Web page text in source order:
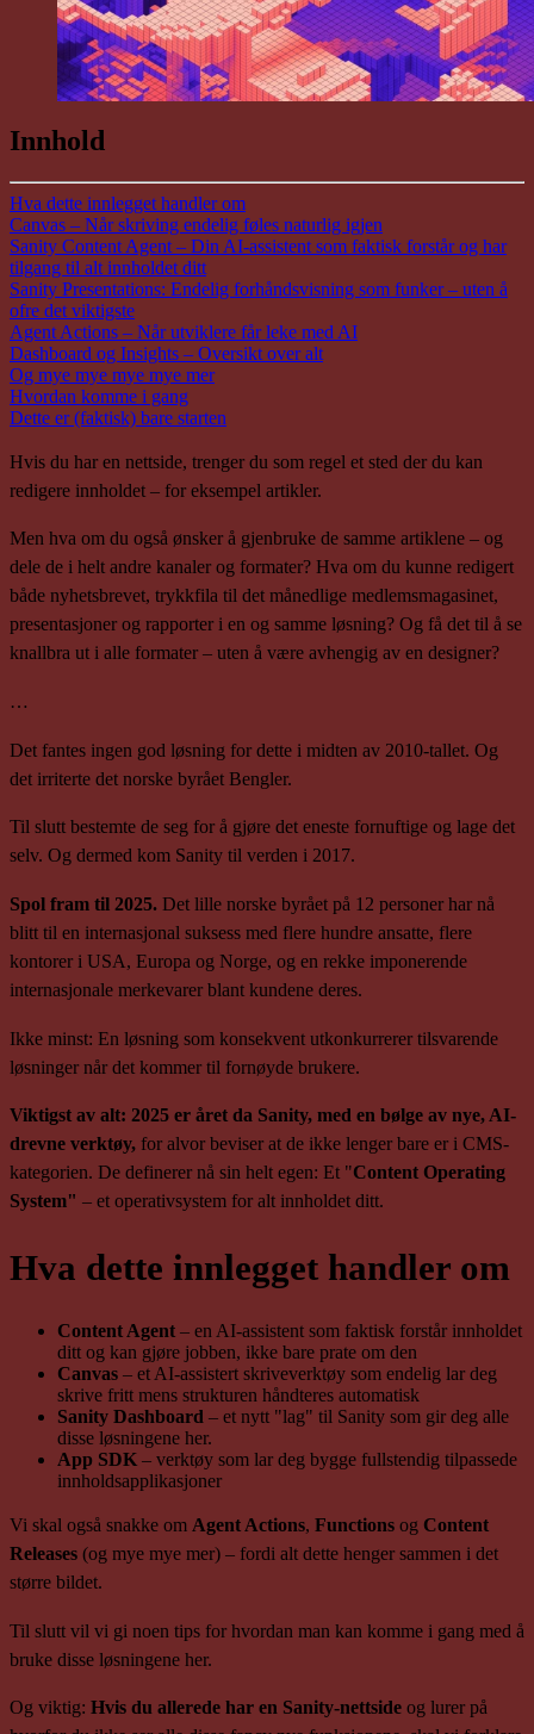
Innhold
Hva dette innlegget handler om
Canvas – Når skriving endelig føles naturlig igjen
Sanity Content Agent – Din AI-assistent som faktisk forstår og har
tilgang til alt innholdet ditt
Sanity Presentations: Endelig forhåndsvisning som funker – uten å
ofre det viktigste
Agent Actions – Når utviklere får leke med AI
Dashboard og Insights – Oversikt over alt
Og mye mye mye mye mer
Hvordan komme i gang
Dette er (faktisk) bare starten
Hvis du har en nettside, trenger du som regel et sted der du kan
redigere innholdet – for eksempel artikler.
Men hva om du også ønsker å gjenbruke de samme artiklene – og
dele de i helt andre kanaler og formater? Hva om du kunne redigert
både nyhetsbrevet, trykkfila til det månedlige medlemsmagasinet,
presentasjoner og rapporter i en og samme løsning? Og få det til å se
knallbra ut i alle formater – uten å være avhengig av en designer?
…
Det fantes ingen god løsning for dette i midten av 2010-tallet. Og
det irriterte det norske byrået Bengler.
Til slutt bestemte de seg for å gjøre det eneste fornuftige og lage det
selv. Og dermed kom Sanity til verden i 2017.
Spol fram til 2025. Det lille norske byrået på 12 personer har nå
blitt til en internasjonal suksess med flere hundre ansatte, flere
kontorer i USA, Europa og Norge, og en rekke imponerende
internasjonale merkevarer blant kundene deres.
Ikke minst: En løsning som konsekvent utkonkurrerer tilsvarende
løsninger når det kommer til fornøyde brukere.
Viktigst av alt: 2025 er året da Sanity, med en bølge av nye, AI-
drevne verktøy, for alvor beviser at de ikke lenger bare er i CMS-
kategorien. De definerer nå sin helt egen: Et "Content Operating
System" – et operativsystem for alt innholdet ditt.
Hva dette innlegget handler om
Content Agent – en AI-assistent som faktisk forstår innholdet
ditt og kan gjøre jobben, ikke bare prate om den
Canvas – et AI-assistert skriveverktøy som endelig lar deg
skrive fritt mens strukturen håndteres automatisk
Sanity Dashboard – et nytt "lag" til Sanity som gir deg alle
disse løsningene her.
App SDK – verktøy som lar deg bygge fullstendig tilpassede
innholdsapplikasjoner
Vi skal også snakke om Agent Actions, Functions og Content
Releases (og mye mye mer) – fordi alt dette henger sammen i det
større bildet.
Til slutt vil vi gi noen tips for hvordan man kan komme i gang med å
bruke disse løsningene her.
Og viktig: Hvis du allerede har en Sanity-nettside og lurer på